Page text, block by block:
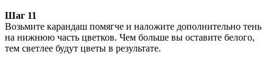
Шаг 11
Возьмите карандаш помягче и наложите дополнительно тень
на нижнюю часть цветков. Чем больше вы оставите белого,
тем светлее будут цветы в результате.